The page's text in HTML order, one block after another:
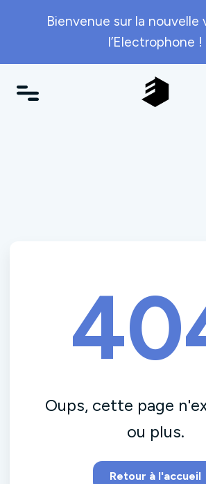
Bienvenue sur la nouvelle
l’Electrophone !
Oups, cette page
ou plus.
Retour à l'accueil